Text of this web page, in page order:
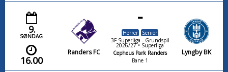
9.
SØNDAG
16.00
Randers FC
-
Herrer
Senior
3F Superliga - Grundspil
2026/27 • Superliga
Cepheus Park Randers
Bane 1
Lyngby BK